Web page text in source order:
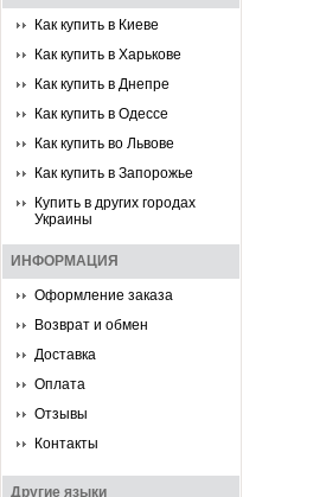
Как купить в Киеве
Как купить в Харькове
Как купить в Днепре
Как купить в Одессе
Как купить во Львове
Как купить в Запорожье
Купить в других городах
Украины
ИНФОРМАЦИЯ
Оформление заказа
Возврат и обмен
Доставка
Оплата
Отзывы
Контакты
Другие языки